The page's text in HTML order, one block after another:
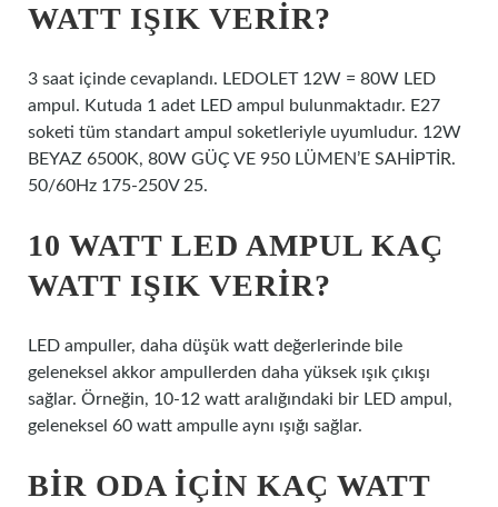
WATT IŞIK VERIR?
3 saat içinde cevaplandı. LEDOLET 12W = 80W LED
ampul. Kutuda 1 adet LED ampul bulunmaktadır. E27
soketi tüm standart ampul soketleriyle uyumludur. 12W
BEYAZ 6500K, 80W GÜÇ VE 950 LÜMEN’E SAHİPTİR.
50/60Hz 175-250V 25.
10 WATT LED AMPUL KAÇ
WATT IŞIK VERIR?
LED ampuller, daha düşük watt değerlerinde bile
geleneksel akkor ampullerden daha yüksek ışık çıkışı
sağlar. Örneğin, 10-12 watt aralığındaki bir LED ampul,
geleneksel 60 watt ampulle aynı ışığı sağlar.
BIR ODA IÇIN KAÇ WATT